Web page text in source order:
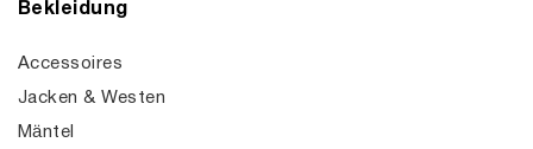
Bekleidung
Accessoires
Jacken & Westen
Mäntel